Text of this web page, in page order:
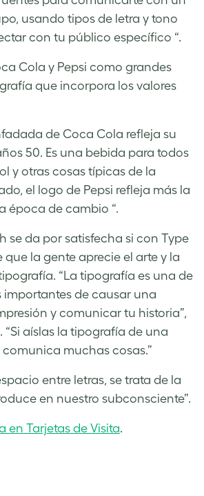
usando tipos de letra y tono
con tu público específico “.
Cola y Pepsi como grandes
que incorpora los valores
de Coca Cola refleja su
50. Es una bebida para todos
y otras cosas típicas de la
el logo de Pepsi refleja más la
época de cambio “.
se da por satisfecha si con Type
la gente aprecie el arte y la
“La tipografía es una de
importantes de causar una
y comunicar tu historia”,
“Si aíslas la tipografía de una
muchas cosas.”
entre letras, se trata de la
en nuestro subconsciente”.
en Tarjetas de Visita.